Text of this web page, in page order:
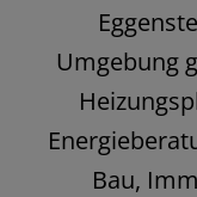
Umgebung
Bau,